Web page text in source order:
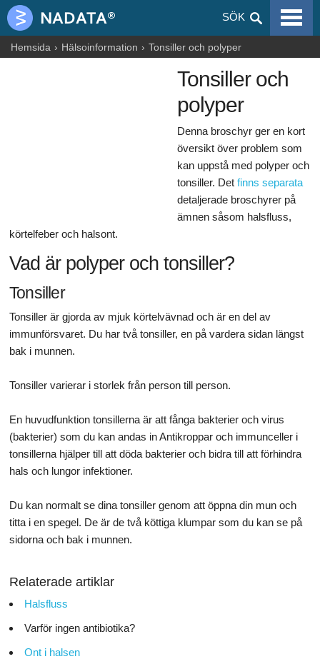
SÖK
VIRALA SJUKDOMAR
ALLERGIER
HÄLSOINFORMATION
Hemsida Hälsoinformation Tonsiller och polyper
Tonsiller och
polyper
Denna broschyr ger en kort
översikt över problem som
kan uppstå med polyper och
tonsiller. Det finns separata
detaljerade broschyrer på
ämnen såsom halsfluss,
körtelfeber och halsont.
Vad är polyper och tonsiller?
Tonsiller
Tonsiller är gjorda av mjuk körtelvävnad och är en del av
immunförsvaret. Du har två tonsiller, en på vardera sidan längst
bak i munnen.
Tonsiller varierar i storlek från person till person.
En huvudfunktion tonsillerna är att fånga bakterier och virus
(bakterier) som du kan andas in Antikroppar och immunceller i
tonsillerna hjälper till att döda bakterier och bidra till att förhindra
hals och lungor infektioner.
Du kan normalt se dina tonsiller genom att öppna din mun och
titta i en spegel. De är de två köttiga klumpar som du kan se på
sidorna och bak i munnen.
Relaterade artiklar
Halsfluss
Varför ingen antibiotika?
Ont i halsen